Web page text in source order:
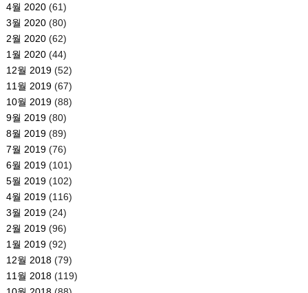
4월 2020(61)
3월 2020(80)
2월 2020(62)
1월 2020(44)
12월 2019(52)
11월 2019(67)
10월 2019(88)
9월 2019(80)
8월 2019(89)
7월 2019(76)
6월 2019(101)
5월 2019(102)
4월 2019(116)
3월 2019(24)
2월 2019(96)
1월 2019(92)
12월 2018(79)
11월 2018(119)